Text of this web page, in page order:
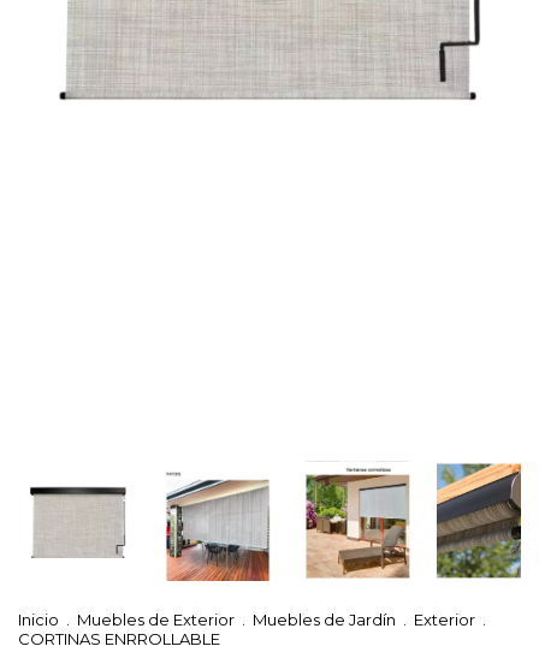
Inicio . Muebles de Exterior . Muebles de Jardín . Exterior .
CORTINAS ENRROLLABLE